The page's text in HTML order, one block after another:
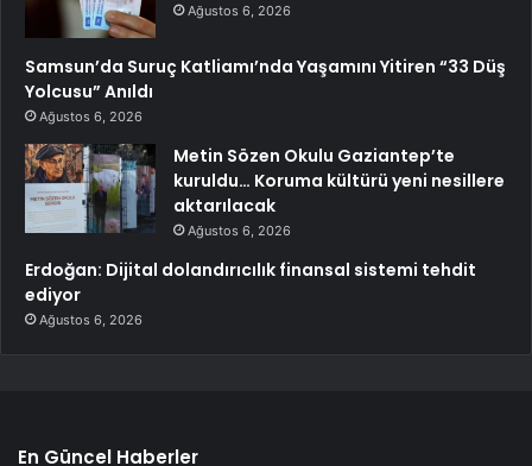
Ağustos 6, 2026
Samsun’da Suruç Katliamı’nda Yaşamını Yitiren “33 Düş
Yolcusu” Anıldı
Ağustos 6, 2026
Metin Sözen Okulu Gaziantep’te
kuruldu… Koruma kültürü yeni nesillere
aktarılacak
Ağustos 6, 2026
Erdoğan: Dijital dolandırıcılık finansal sistemi tehdit
ediyor
Ağustos 6, 2026
En Güncel Haberler